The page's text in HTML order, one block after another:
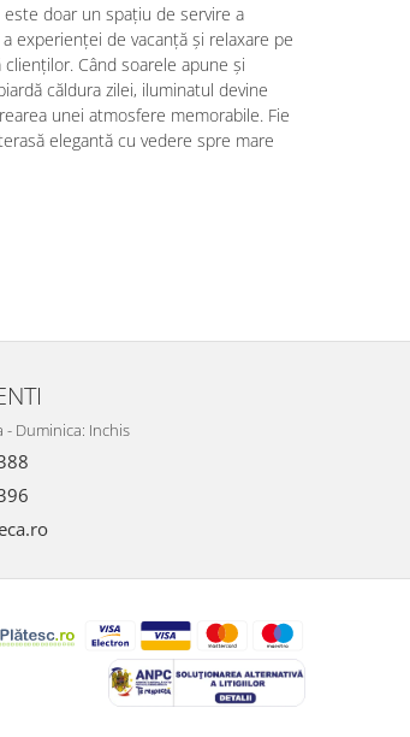
doar un spațiu de servire a
experienței de vacanță și relaxare pe
Când soarele apune și
căldura zilei, iluminatul devine
unei atmosfere memorabile. Fie
elegantă cu vedere spre mare
- Duminica: Inchis